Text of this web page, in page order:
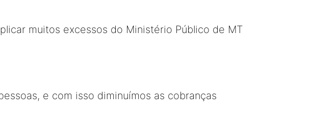
muitos excessos do Ministério Público de MT
e com isso diminuímos as cobranças